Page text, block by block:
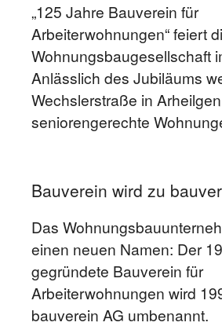
„125 Jahre Bauverein für
Arbeiterwohnungen“ feiert
Wohnungsbaugesellschaft
Anlässlich des Jubiläums
Wechslerstraße in
seniorengerechte
Bauverein wird zu
Das
einen neuen Namen: Der
gegründete Bauverein für
Arbeiterwohnungen wird
bauverein AG umbenannt.